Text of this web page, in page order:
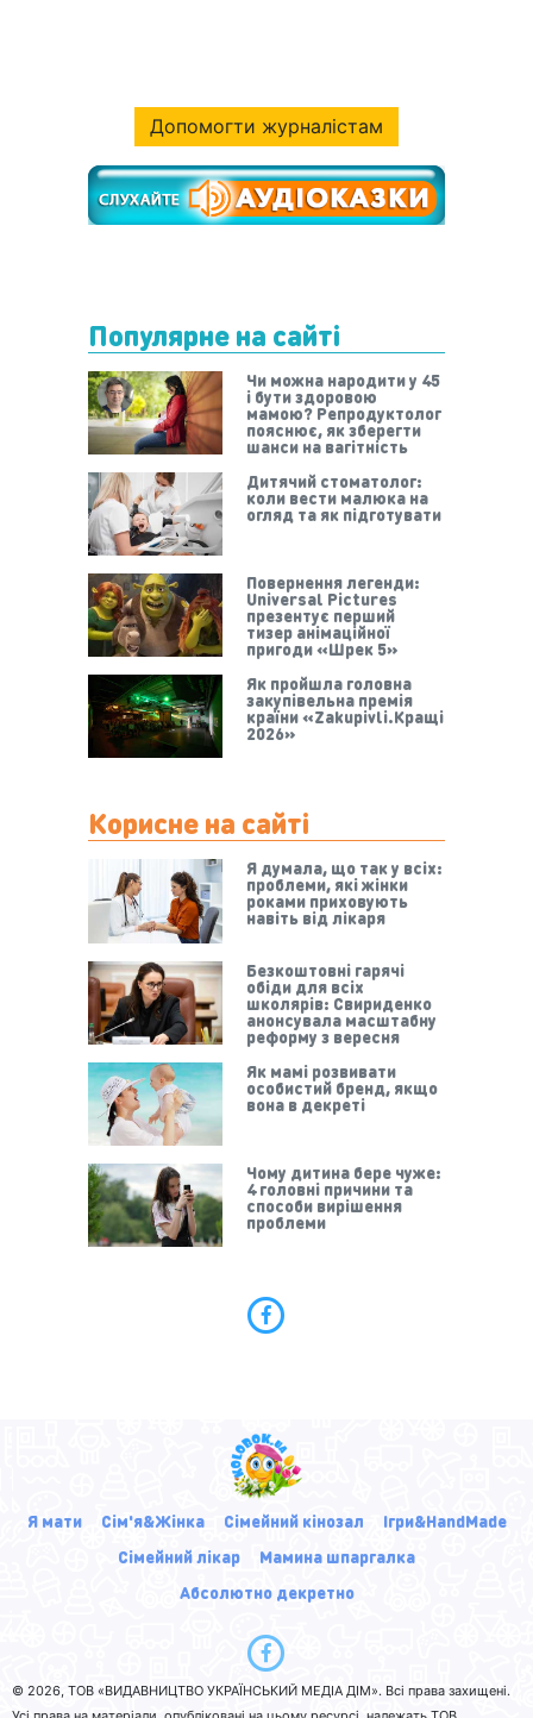
Допомогти журналістам
Популярне на сайті
Чи можна народити у 45
і бути здоровою
мамою? Репродуктолог
пояснює, як зберегти
шанси на вагітність
Дитячий стоматолог:
коли вести малюка на
огляд та як підготувати
Повернення легенди:
Universal Pictures
презентує перший
тизер анімаційної
пригоди «Шрек 5»
Як пройшла головна
закупівельна премія
країни «Zakupivli.Кращі
2026»
Корисне на сайті
Я думала, що так у всіх:
проблеми, які жінки
роками приховують
навіть від лікаря
Безкоштовні гарячі
обіди для всіх
школярів: Свириденко
анонсувала масштабну
реформу з вересня
Як мамі розвивати
особистий бренд, якщо
вона в декреті
Чому дитина бере чуже:
4 головні причини та
способи вирішення
проблеми
Я мати Сім'я&Жінка Сімейний кінозал
Ігри&HandMade
Сімейний лікар
Мамина шпаргалка
Абсолютно декретно
© 2026, ТОВ «ВИДАВНИЦТВО УКРАЇНСЬКИЙ МЕДІА ДІМ». Всі права захищені.